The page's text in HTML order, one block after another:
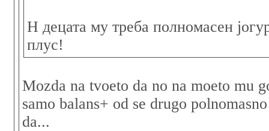
Н децата му треба полномасен
плус!
Mozda na tvoeto da no na moeto mu
samo balans+ od se drugo
da...